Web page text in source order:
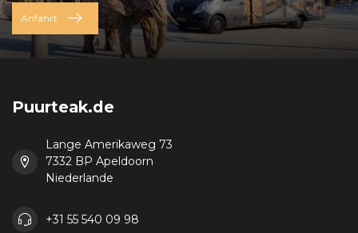
Anfahrt
Puurteak.de
Lange Amerikaweg 73
7332 BP Apeldoorn
Niederlande
+31 55 540 09 98